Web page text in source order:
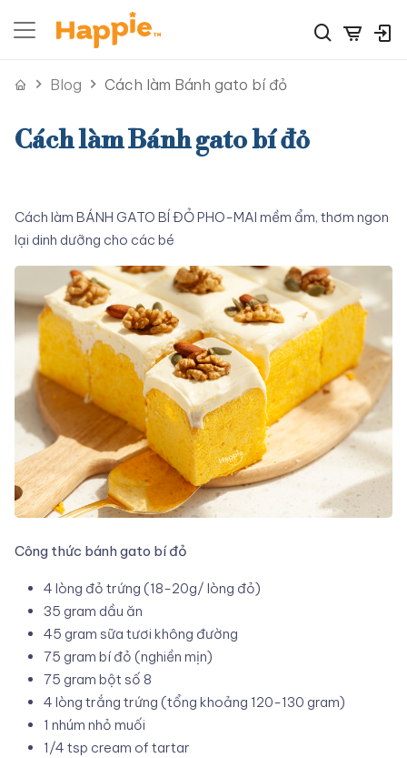
Blog Cách làm Bánh gato bí đỏ
Cách làm Bánh gato bí đỏ
Cách làm BÁNH GATO BÍ ĐỎ PHO-MAI mềm ẩm, thơm ngon
lại dinh dưỡng cho các bé
Công thức bánh gato bí đỏ
4 lòng đỏ trứng (18-20g/ lòng đỏ)
35 gram dầu ăn
45 gram sữa tươi không đường
75 gram bí đỏ (nghiền mịn)
75 gram bột số 8
4 lòng trắng trứng (tổng khoảng 120-130 gram)
1 nhúm nhỏ muối
1/4 tsp cream of tartar